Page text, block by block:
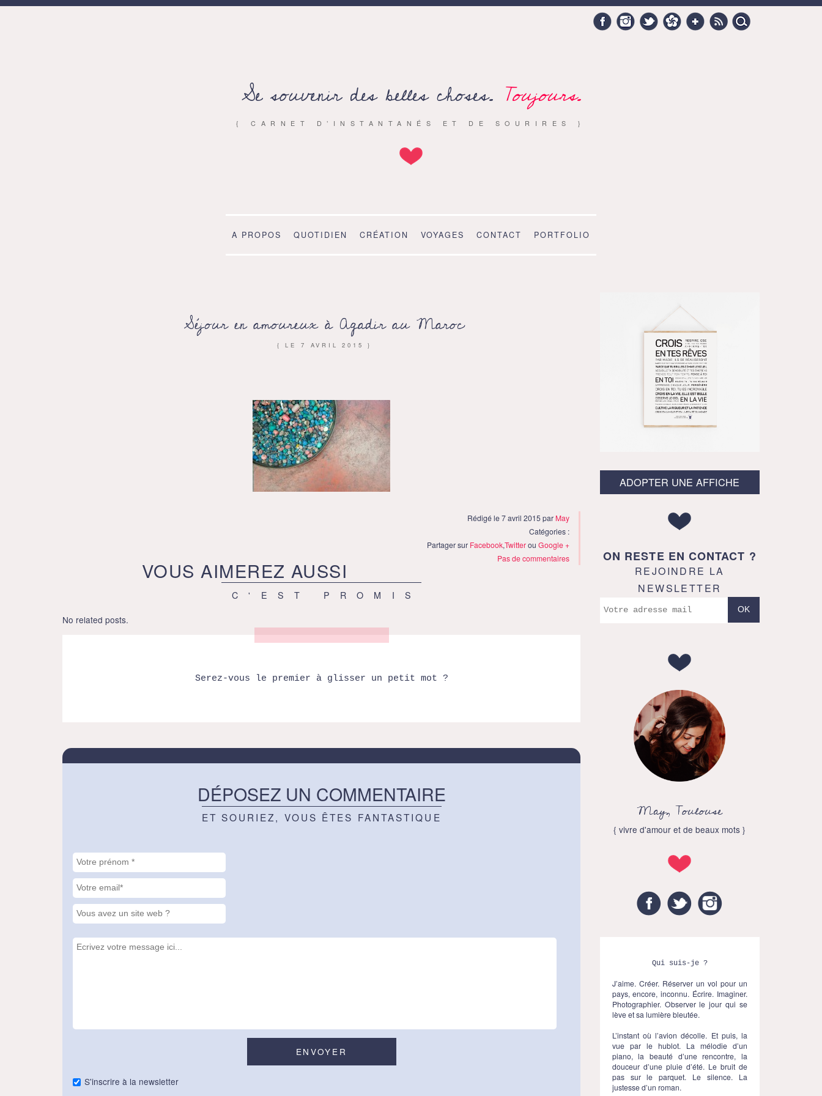
Search
for:
FacebookInstagramTwitter HellocotonGoogle +
RSS
Se souvenir des belles choses. Toujours.
{ CARNET D’INSTANTANÉS ET DE SOURIRES }
A PROPOS QUOTIDIEN CRÉATION VOYAGES CONTACT PORTFOLIO
Séjour en amoureux à Agadir au Maroc
{ LE 7 AVRIL 2015 }
Rédigé le 7 avril 2015 par May
Catégories :
Partager sur Facebook,TwitterouGoogle +
Pas de commentaires
VOUS AIMEREZ AUSSI
C'EST PROMIS
No related posts.
Serez-vous le premier à glisser un petit mot ?
DÉPOSEZ UN COMMENTAIRE
ET SOURIEZ, VOUS ÊTES FANTASTIQUE
S'inscrire à la newsletter
ADOPTER UNE AFFICHE
ON RESTE EN CONTACT ?
REJOINDRE LA
NEWSLETTER
May, Toulouse
{ vivre d'amour et de beaux mots }
FacebookTwitter
Qui suis-je ?
J’aime. Créer. Réserver un vol pour un
pays, encore, inconnu. Écrire. Imaginer.
Photographier. Observer le jour qui se
lève et sa lumière bleutée.
L’instant où l’avion décolle. Et puis, la
vue par le hublot. La mélodie d’un
piano, la beauté d’une rencontre, la
douceur d’une pluie d’été. Le bruit de
pas sur le parquet. Le silence. La
justesse d’un roman.